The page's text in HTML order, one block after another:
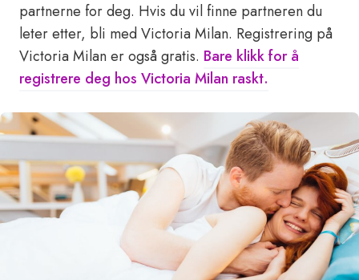
partnerne for deg. Hvis du vil finne partneren du
leter etter, bli med Victoria Milan. Registrering på
Victoria Milan er også gratis. Bare klikk for å
registrere deg hos Victoria Milan raskt.